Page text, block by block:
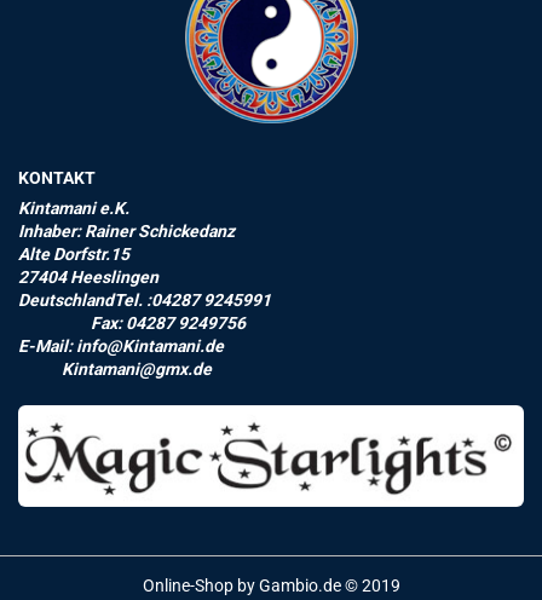
KONTAKT
Kintamani e.K.
Inhaber: Rainer Schickedanz
Alte Dorfstr.15
27404 Heeslingen
DeutschlandTel. :04287 9245991
Fax: 04287 9249756
E-Mail: info@Kintamani.de
Kintamani@gmx.de
Online-Shopby Gambio.de © 2019